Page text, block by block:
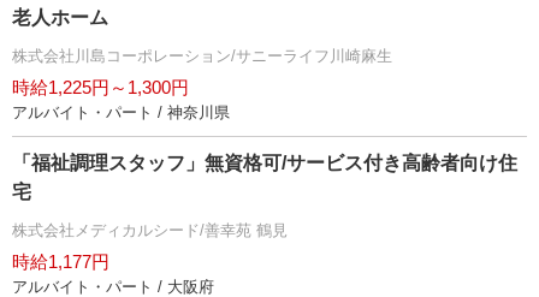
老人ホーム
株式会社川島コーポレーション/サニーライフ川崎麻生
時給1,225円～1,300円
アルバイト・パート / 神奈川県
「福祉調理スタッフ」無資格可/サービス付き高齢者向け住
宅
株式会社メディカルシード/善幸苑 鶴見
時給1,177円
アルバイト・パート / 大阪府